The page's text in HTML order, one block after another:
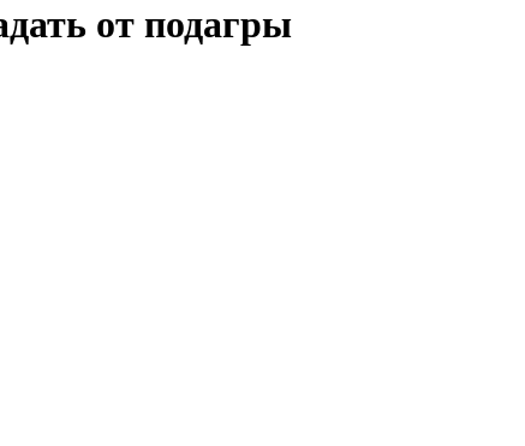
от подагры